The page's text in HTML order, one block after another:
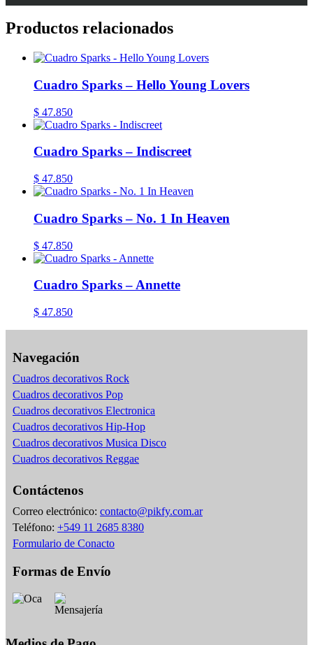
Productos relacionados
Cuadro Sparks – Hello Young Lovers
$ 47.850
Cuadro Sparks – Indiscreet
$ 47.850
Cuadro Sparks – No. 1 In Heaven
$ 47.850
Cuadro Sparks – Annette
$ 47.850
Navegación
Cuadros decorativos Rock
Cuadros decorativos Pop
Cuadros decorativos Electronica
Cuadros decorativos Hip-Hop
Cuadros decorativos Musica Disco
Cuadros decorativos Reggae
Contáctenos
Correo electrónico: contacto@pikfy.com.ar
Teléfono: +549 11 2685 8380
Formulario de Conacto
Formas de Envío